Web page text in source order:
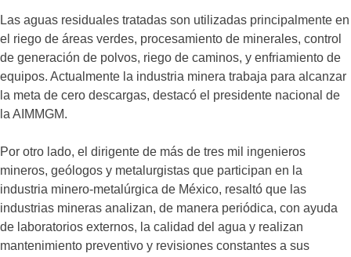
Las aguas residuales tratadas son utilizadas principalmente en
el riego de áreas verdes, procesamiento de minerales, control
de generación de polvos, riego de caminos, y enfriamiento de
equipos. Actualmente la industria minera trabaja para alcanzar
la meta de cero descargas, destacó el presidente nacional de
la AIMMGM.
Por otro lado, el dirigente de más de tres mil ingenieros
mineros, geólogos y metalurgistas que participan en la
industria minero-metalúrgica de México, resaltó que las
industrias mineras analizan, de manera periódica, con ayuda
de laboratorios externos, la calidad del agua y realizan
mantenimiento preventivo y revisiones constantes a sus